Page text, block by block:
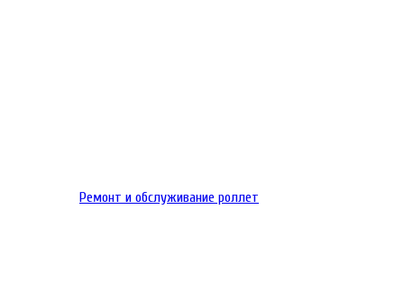
Ремонт и обслуживание роллет